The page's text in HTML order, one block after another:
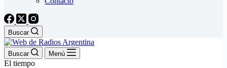
Buscar
Buscar Menú
El tiempo